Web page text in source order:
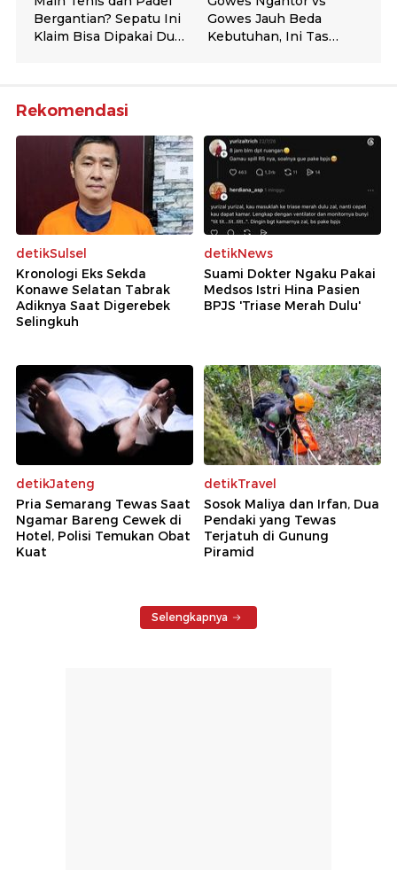
Rekomendasi
detikSulsel
Kronologi Eks Sekda
Konawe Selatan Tabrak
Adiknya Saat Digerebek
Selingkuh
detikNews
Suami Dokter Ngaku Pakai
Medsos Istri Hina Pasien
BPJS 'Triase Merah Dulu'
detikJateng
Pria Semarang Tewas Saat
Ngamar Bareng Cewek di
Hotel, Polisi Temukan Obat
Kuat
detikTravel
Sosok Maliya dan Irfan, Dua
Pendaki yang Tewas
Terjatuh di Gunung
Piramid
Selengkapnya